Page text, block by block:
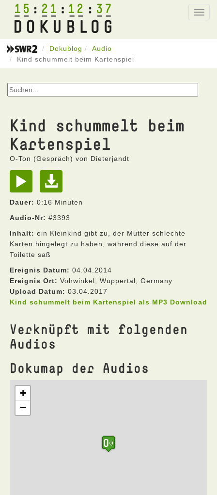
15 21 12 37
Dokublog
Audio
Kind schummelt beim Kartenspiel
Kind schummelt beim
Kartenspiel
O-Ton (Gespräch) von Dieterjandt
Dauer: 0:16 Minuten
Audio-Nr: #3393
Inhalt: ein Kleinkind gibt zu, der Mutter schlechte
Karten hingelegt zu haben, während diese auf der
Toilette saß
Ereignis Datum: 04.04.2014
Ereignis Ort: Vohwinkel, Wuppertal, Germany
Upload Datum: 03.04.2017
Kind schummelt beim Kartenspiel als MP3 Download
Verknüpft mit folgenden
Audios
Dokumap der Audios